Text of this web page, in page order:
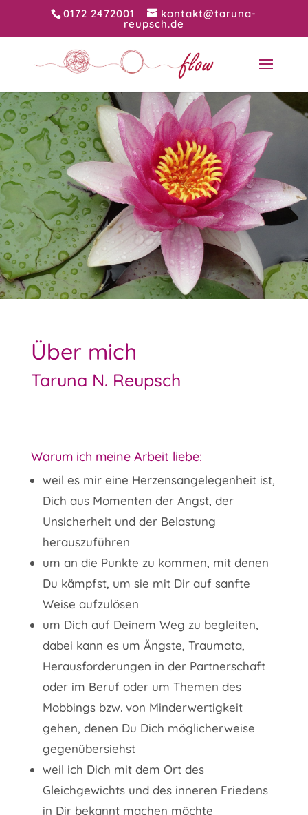
0172 2472001 kontakt@taruna-
reupsch.de
Über mich
Taruna N. Reupsch
Warum ich meine Arbeit liebe:
weil es mir eine Herzensangelegenheit ist,
Dich aus Momenten der Angst, der
Unsicherheit und der Belastung
herauszuführen
um an die Punkte zu kommen, mit denen
Du kämpfst, um sie mit Dir auf sanfte
Weise aufzulösen
um Dich auf Deinem Weg zu begleiten,
dabei kann es um Ängste, Traumata,
Herausforderungen in der Partnerschaft
oder im Beruf oder um Themen des
Mobbings bzw. von Minderwertigkeit
gehen, denen Du Dich möglicherweise
gegenübersiehst
weil ich Dich mit dem Ort des
Gleichgewichts und des inneren Friedens
in Dir bekannt machen möchte